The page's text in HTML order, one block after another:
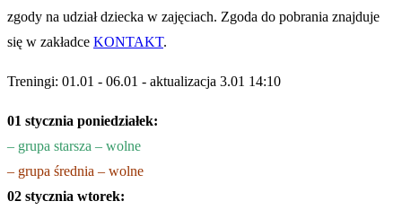
zgody na udział dziecka w zajęciach. Zgoda do pobrania znajduje
się w zakładce KONTAKT.
Treningi: 01.01 - 06.01 - aktualizacja 3.01 14:10
01 stycznia poniedziałek:
– grupa starsza – wolne
– grupa średnia – wolne
02 stycznia wtorek: